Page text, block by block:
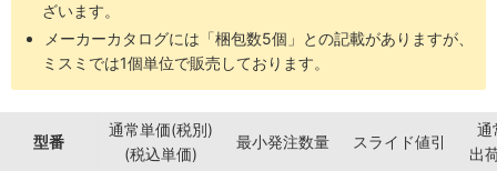
ざいます。
メーカーカタログには「梱包数5個」との記載がありますが、
ミスミでは1個単位で販売しております。
型番
通常単価(税別)
(税込単価)
最小発注数量 スライド値引
通
出